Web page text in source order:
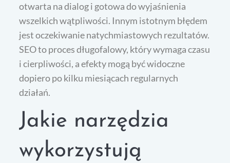
otwarta na dialog i gotowa do wyjaśnienia
wszelkich wątpliwości. Innym istotnym błędem
jest oczekiwanie natychmiastowych rezultatów.
SEO to proces długofalowy, który wymaga czasu
i cierpliwości, a efekty mogą być widoczne
dopiero po kilku miesiącach regularnych
działań.
Jakie narzędzia
wykorzystują